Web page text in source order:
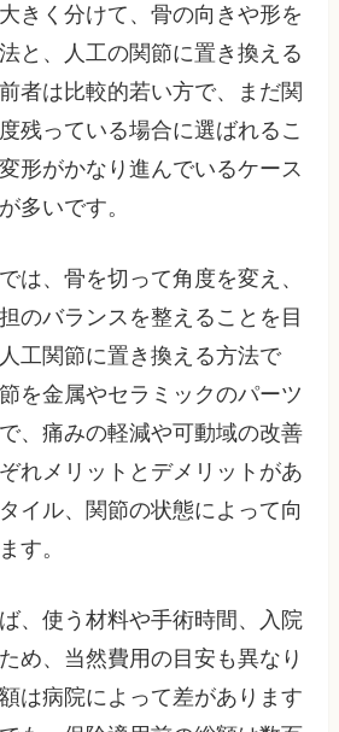
きく分けて、骨の向きや形を
と、人工の関節に置き換える
者は比較的若い方で、まだ関
残っている場合に選ばれるこ
形がかなり進んでいるケース
多いです。
は、骨を切って角度を変え、
のバランスを整えることを目
工関節に置き換える方法で
を金属やセラミックのパーツ
、痛みの軽減や可動域の改善
れメリットとデメリットがあ
イル、関節の状態によって向
す。
、使う材料や手術時間、入院
め、当然費用の目安も異なり
は病院によって差があります